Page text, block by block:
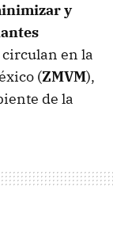
y
en la
(ZMVM),
de la